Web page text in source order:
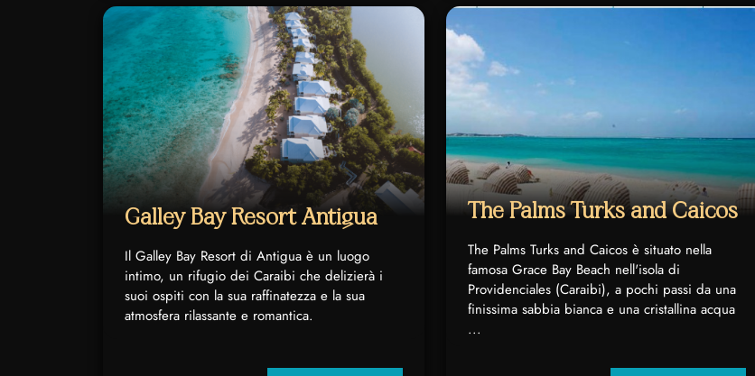
Galley Bay Resort Antigua
Il Galley Bay Resort di Antigua è un luogo
intimo, un rifugio dei Caraibi che delizierà i
suoi ospiti con la sua raffinatezza e la sua
atmosfera rilassante e romantica.
The Palms Turks and Caicos
The Palms Turks and Caicos è situato nella
famosa Grace Bay Beach nell'isola di
Providenciales (Caraibi), a pochi passi da una
finissima sabbia bianca e una cristallina acqua
...